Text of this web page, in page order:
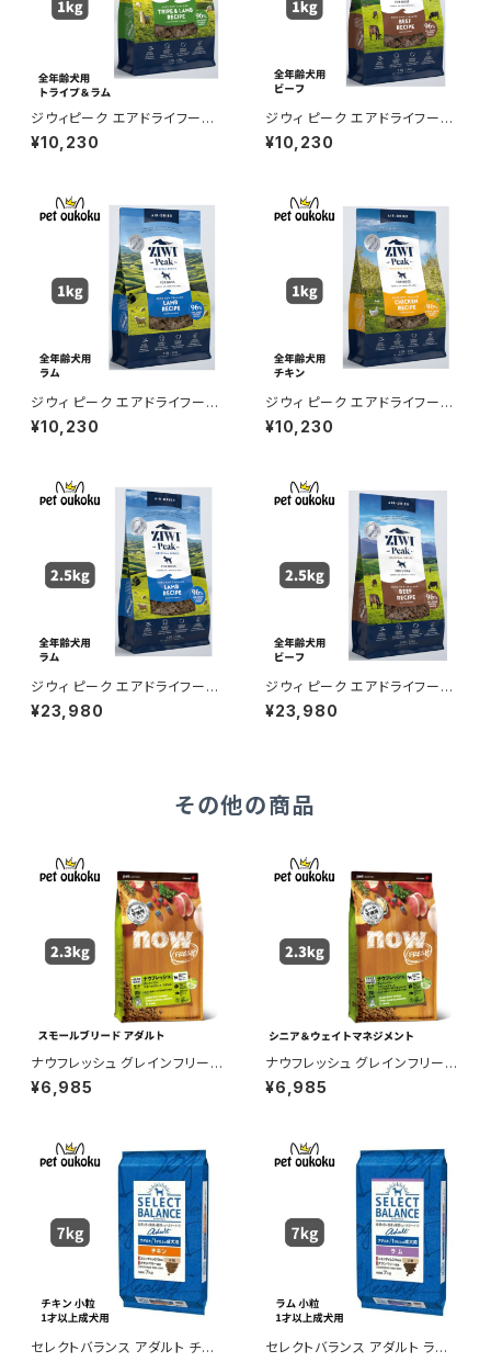
ジウィピーク エアドライフード
トライプ＆ラム 1kg 正規品 942
1016594023
¥10,230
ジウィ ピーク エアドライフード
ビーフ 1kg 正規品 94210165
93170
¥10,230
ジウィ ピーク エアドライフード
ラム 1kg 正規品 9421016590
599
¥10,230
ジウィ ピーク エアドライフード
チキン レシピ 犬用 1kg 正規品
9421016594801
¥10,230
ジウィ ピーク エアドライフード
ラム 2.5kg 正規品 94210165
92982
¥23,980
ジウィ ピーク エアドライフード
ビーフ 2.5kg 正規品 9421016
593163
¥23,980
その他の商品
ナウフレッシュ グレインフリー
スモールブリード アダルト 2.3k
g 4573160559016
¥6,985
ナウフレッシュ グレインフリー
スモールブリード シニア＆ウェ
イトマネジメント 2.3kg 45731
¥6,985
セレクトバランス アダルト チキ
セレクトバランス アダルト ラム